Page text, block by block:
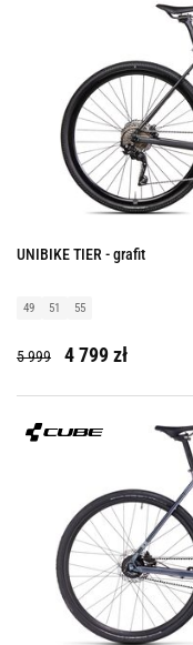
UNIBIKE TIER - grafit
49 51 55
5 999 4 799 zł